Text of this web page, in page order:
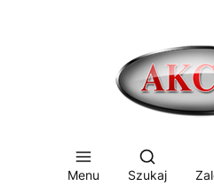
Menu
Otwórz
Szukaj